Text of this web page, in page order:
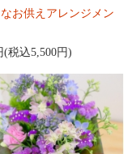
お供えアレンジメン
(税込5,500円)